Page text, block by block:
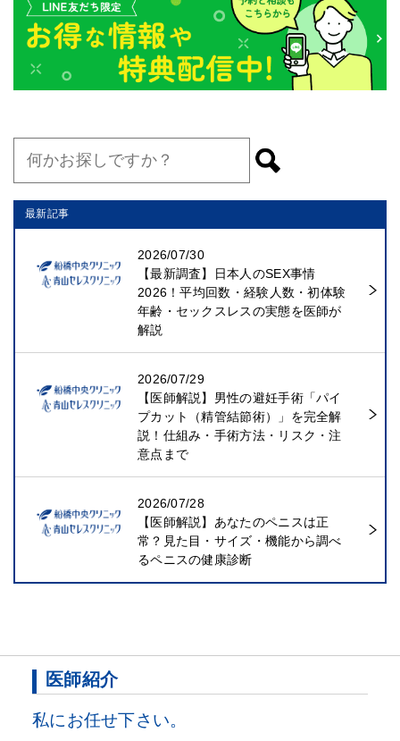
最新記事
2026/07/30
【最新調査】日本人のSEX事情
2026！平均回数・経験人数・初体験
年齢・セックスレスの実態を医師が
解説
2026/07/29
【医師解説】男性の避妊手術「パイ
プカット（精管結節術）」を完全解
説！仕組み・手術方法・リスク・注
意点まで
2026/07/28
【医師解説】あなたのペニスは正
常？見た目・サイズ・機能から調べ
るペニスの健康診断
医師紹介
私にお任せ下さい。